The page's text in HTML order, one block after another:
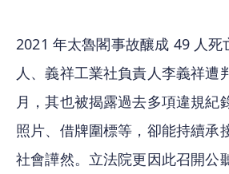
2021 年太魯閣事故釀成 49 人死
人、義祥工業社負責人李義祥遭
月，其也被揭露過去多項違規紀
照片、借牌圍標等，卻能持續承
社會譁然。立法院更因此召開公